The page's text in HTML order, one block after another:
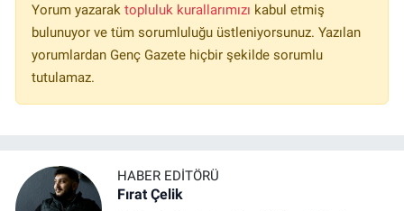
Yorum yazarak topluluk kurallarımızı kabul etmiş
bulunuyor ve tüm sorumluluğu üstleniyorsunuz. Yazılan
yorumlardan Genç Gazete hiçbir şekilde sorumlu
tutulamaz.
HABER EDITÖRÜ
Fırat Çelik